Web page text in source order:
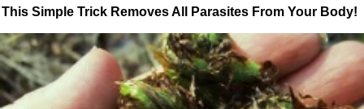
This Simple Trick Removes All Parasites From Your Body!